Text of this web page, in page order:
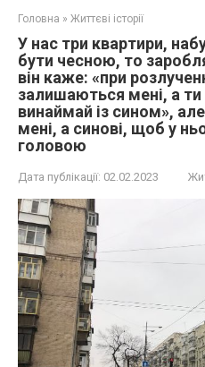
Головна » Життєві історії
У нас три квартири,
бути чесною, то
він каже: «при
залишаються мені, а ти
винаймай із сином»,
мені, а синові, щоб у
головою
Дата публікації: 02.02.2023